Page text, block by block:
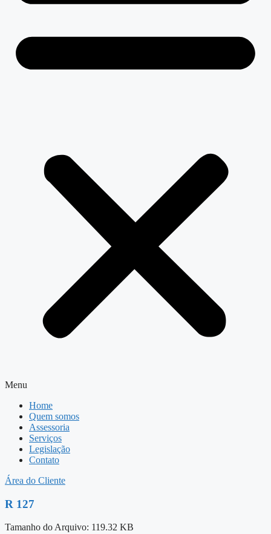
Menu
Home
Quem somos
Assessoria
Serviços
Legislação
Contato
Área do Cliente
R 127
Tamanho do Arquivo: 119.32 KB